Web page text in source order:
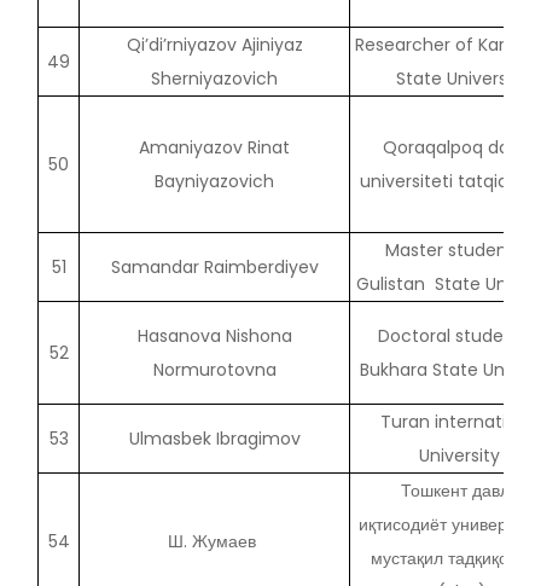
49
Qi’di’rniyazov Ajiniyaz
Sherniyazovich
Researcher of
State University
50
Amaniyazov Rinat
Bayniyazovich
Qoraqalpoq davlat
universiteti
51 Samandar Raimberdiyev
Master student of
Gulistan State
52
Hasanova Nishona
Normurotovna
Doctoral student
Bukhara State
53 Ulmasbek Ibragimov
Turan international
University
54 Ш. Жумаев
Тошкент давлат
иқтисодиёт
мустақил